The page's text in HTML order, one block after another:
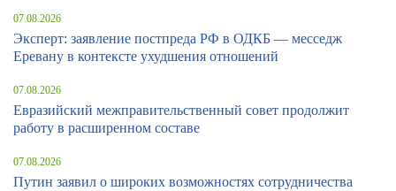
07.08.2026
Эксперт: заявление постпреда РФ в ОДКБ — месседж
Еревану в контексте ухудшения отношений
07.08.2026
Евразийский межправительственный совет продолжит
работу в расширенном составе
07.08.2026
Путин заявил о широких возможностях сотрудничества